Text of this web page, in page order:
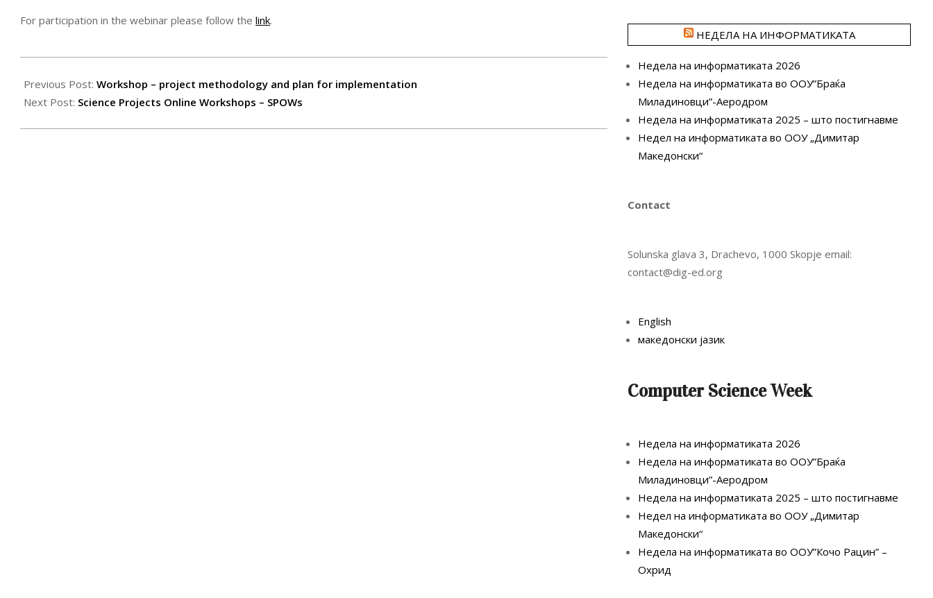
For participation in the webinar please follow the link.
11-
19
Previous Post: Workshop – project methodology and plan for implementation
Next Post: Science Projects Online Workshops – SPOWs
НЕДЕЛА НА ИНФОРМАТИКАТА
Недела на информатиката 2026
Недела на информатиката во ООУ”Браќа
Миладиновци”-Аеродром
Недела на информатиката 2025 – што постигнавме
Недел на информатиката во ООУ „Димитар
Македонски“
Contact
Solunska glava 3, Drachevo, 1000 Skopje email:
contact@dig-ed.org
English
македонски јазик
Computer Science Week
Недела на информатиката 2026
Недела на информатиката во ООУ”Браќа
Миладиновци”-Аеродром
Недела на информатиката 2025 – што постигнавме
Недел на информатиката во ООУ „Димитар
Македонски“
Недела на информатиката во ООУ”Кочо Рацин” –
Охрид